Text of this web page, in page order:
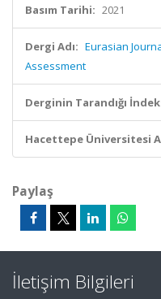
Basım Tarihi: 2021
Dergi Adı: Eurasian
Assessment
Derginin Tarandığı
Hacettepe Üniversitesi
Paylaş
İletişim Bilgileri